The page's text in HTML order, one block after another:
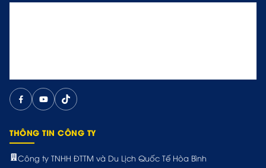
THÔNG TIN CÔNG TY
Công ty TNHH ĐTTM và Du Lịch Quốc Tế Hòa Bình